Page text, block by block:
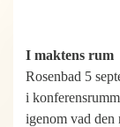
I maktens rum
Rosenbad 5
i
igenom vad den